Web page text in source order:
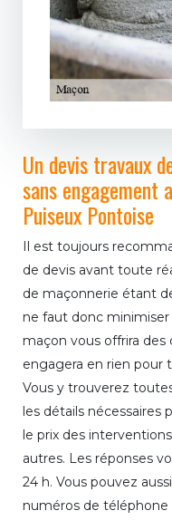
Un devis travaux
sans engagement
Puiseux Pontoise
Il est toujours
de devis avant toute
de maçonnerie étant
ne faut donc minimiser
maçon vous offrira
engagera en rien pour
Vous y trouverez
les détails nécessaires
le prix des
autres. Les réponses
24 h. Vous pouvez
numéros de téléphone